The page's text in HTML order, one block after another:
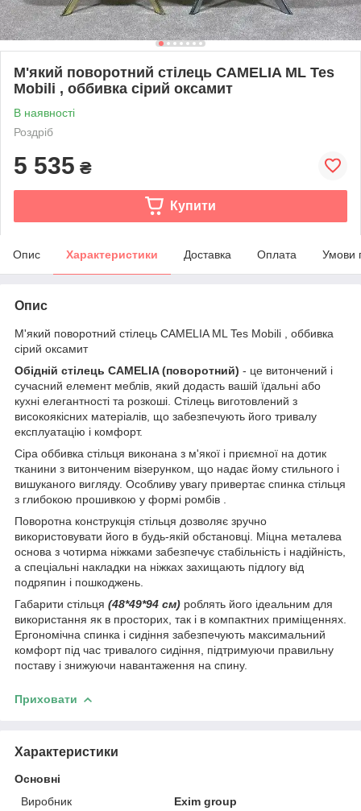
М'який поворотний стілець CAMELIA ML Tes
Mobili , оббивка сірий оксамит
В наявності
Роздріб
5 535 ₴
Купити
Опис Характеристики Доставка Оплата Умови
Опис
М'який поворотний стілець CAMELIA ML Tes Mobili , оббивка
сірий оксамит
Обідній стілець CAMELIA (поворотний) - це витончений і
сучасний елемент меблів, який додасть вашій їдальні або
кухні елегантності та розкоші. Стілець виготовлений з
високоякісних матеріалів, що забезпечують його тривалу
експлуатацію і комфорт.
Сіра оббивка стільця виконана з м'якої і приємної на дотик
тканини з витонченим візерунком, що надає йому стильного і
вишуканого вигляду. Особливу увагу привертає спинка стільця
з глибокою прошивкою у формі ромбів .
Поворотна конструкція стільця дозволяє зручно
використовувати його в будь-якій обстановці. Міцна металева
основа з чотирма ніжками забезпечує стабільність і надійність,
а спеціальні накладки на ніжках захищають підлогу від
подряпин і пошкоджень.
Габарити стільця (48*49*94 см) роблять його ідеальним для
використання як в просторих, так і в компактних приміщеннях.
Ергономічна спинка і сидіння забезпечують максимальний
комфорт під час тривалого сидіння, підтримуючи правильну
поставу і знижуючи навантаження на спину.
Приховати
Характеристики
Основні
Виробник
Exim group